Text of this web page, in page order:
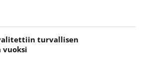
turvallisen
vuoksi